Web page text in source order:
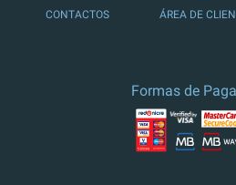
CONTACTOS ÁREA DE
Formas de